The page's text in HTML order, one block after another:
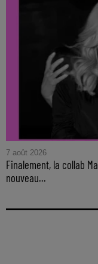
7 août 2026
Finalement, la collab
nouveau...